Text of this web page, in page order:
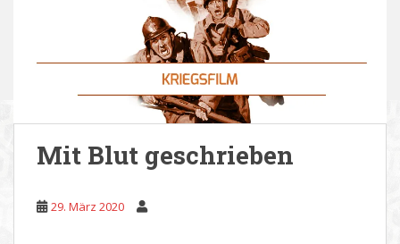
Mit Blut geschrieben
29. März 2020